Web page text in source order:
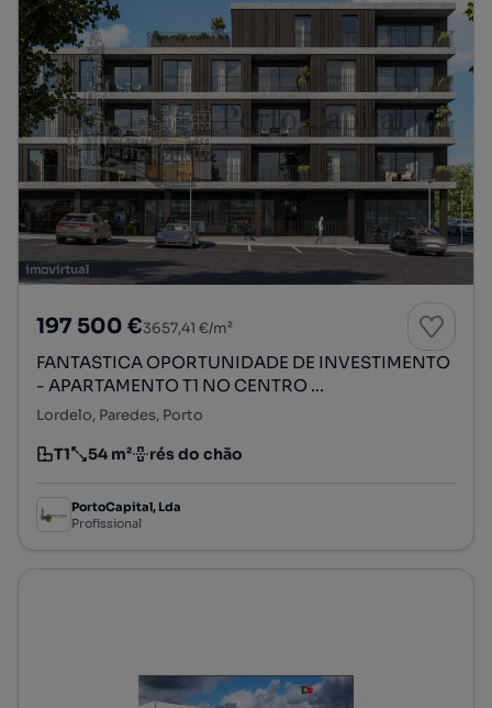
197 500 €3657,41 €/m²
FANTASTICA OPORTUNIDADE DE INVESTIMENTO
- APARTAMENTO T1 NO CENTRO ...
Lordelo, Paredes, Porto
Tipologia
T1
Preço por metro quadrado
54 m²
Andar rés do chão
PortoCapital, Lda
Profissional